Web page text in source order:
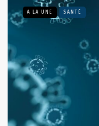
A LA UNE SANTÉ